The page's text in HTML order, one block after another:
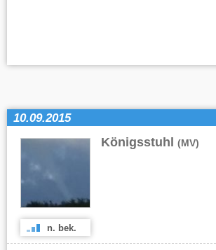
10.09.2015
Königsstuhl (MV)
n. bek.